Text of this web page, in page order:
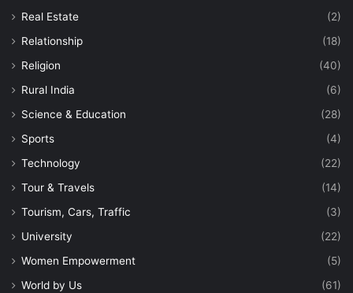
Real Estate
(2)
Relationship
(18)
Religion
(40)
Rural India
(6)
Science & Education
(28)
Sports
(4)
Technology
(22)
Tour & Travels
(14)
Tourism, Cars, Traffic
(3)
University
(22)
Women Empowerment
(5)
World by Us
(61)